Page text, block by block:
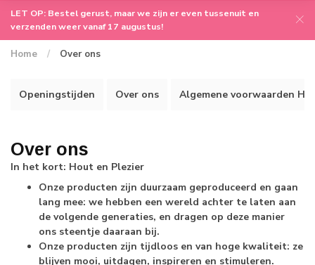
LET OP: Bestel gerust, maar we zijn er even tussenuit en
verzenden weer vanaf 17 augustus!
Home / Over ons
Openingstijden Over ons Algemene voorwaarden
Over ons
In het kort: Hout en Plezier
Onze producten zijn duurzaam geproduceerd en gaan
lang mee: we hebben een wereld achter te laten aan
de volgende generaties, en dragen op deze manier
ons steentje daaraan bij.
Onze producten zijn tijdloos en van hoge kwaliteit: ze
blijven mooi, uitdagen, inspireren en stimuleren.